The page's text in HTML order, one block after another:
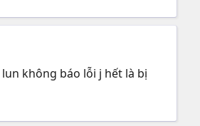
không báo lỗi j hết là bị